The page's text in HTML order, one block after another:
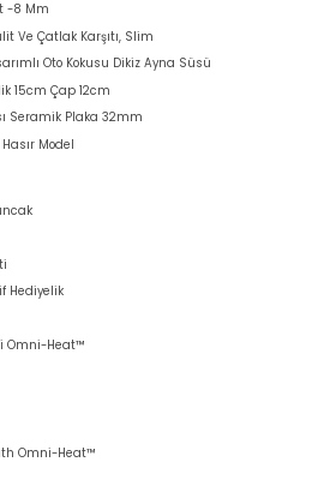
-8 Mm
Ve Çatlak Karşıtı, Slim
Oto Kokusu Dikiz Ayna Süsü
15cm Çap 12cm
Seramik Plaka 32mm
Model
Hediyelik
Omni-Heat™
Omni-Heat™